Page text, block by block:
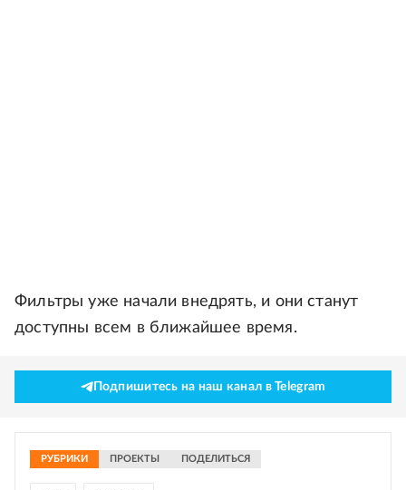
Фильтры уже начали внедрять, и они станут
доступны всем в ближайшее время.
Подпишитесь на наш канал в Telegram
РУБРИКИ ПРОЕКТЫ ПОДЕЛИТЬСЯ